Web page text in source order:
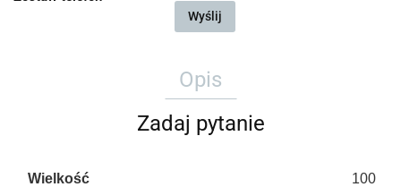
Wyślij
Opis
Zadaj pytanie
Wielkość 100